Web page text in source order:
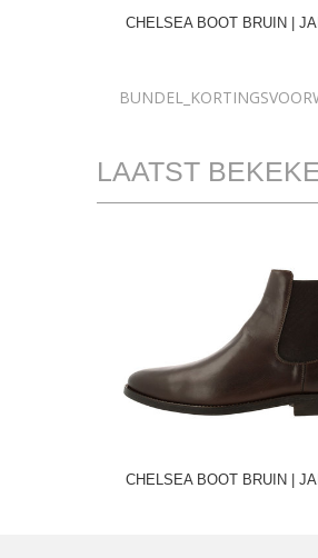
CHELSEA BOOT BRUIN |
LAATST
CHELSEA BOOT BRUIN |